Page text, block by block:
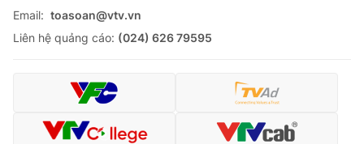
Email: toasoan@vtv.vn
Liên hệ quảng cáo: (024) 626 79595